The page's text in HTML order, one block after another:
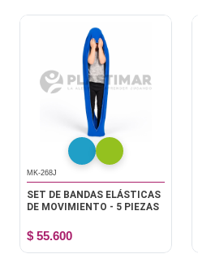
MK-268J
SET DE BANDAS ELÁSTICAS
DE MOVIMIENTO - 5 PIEZAS
$ 55.600